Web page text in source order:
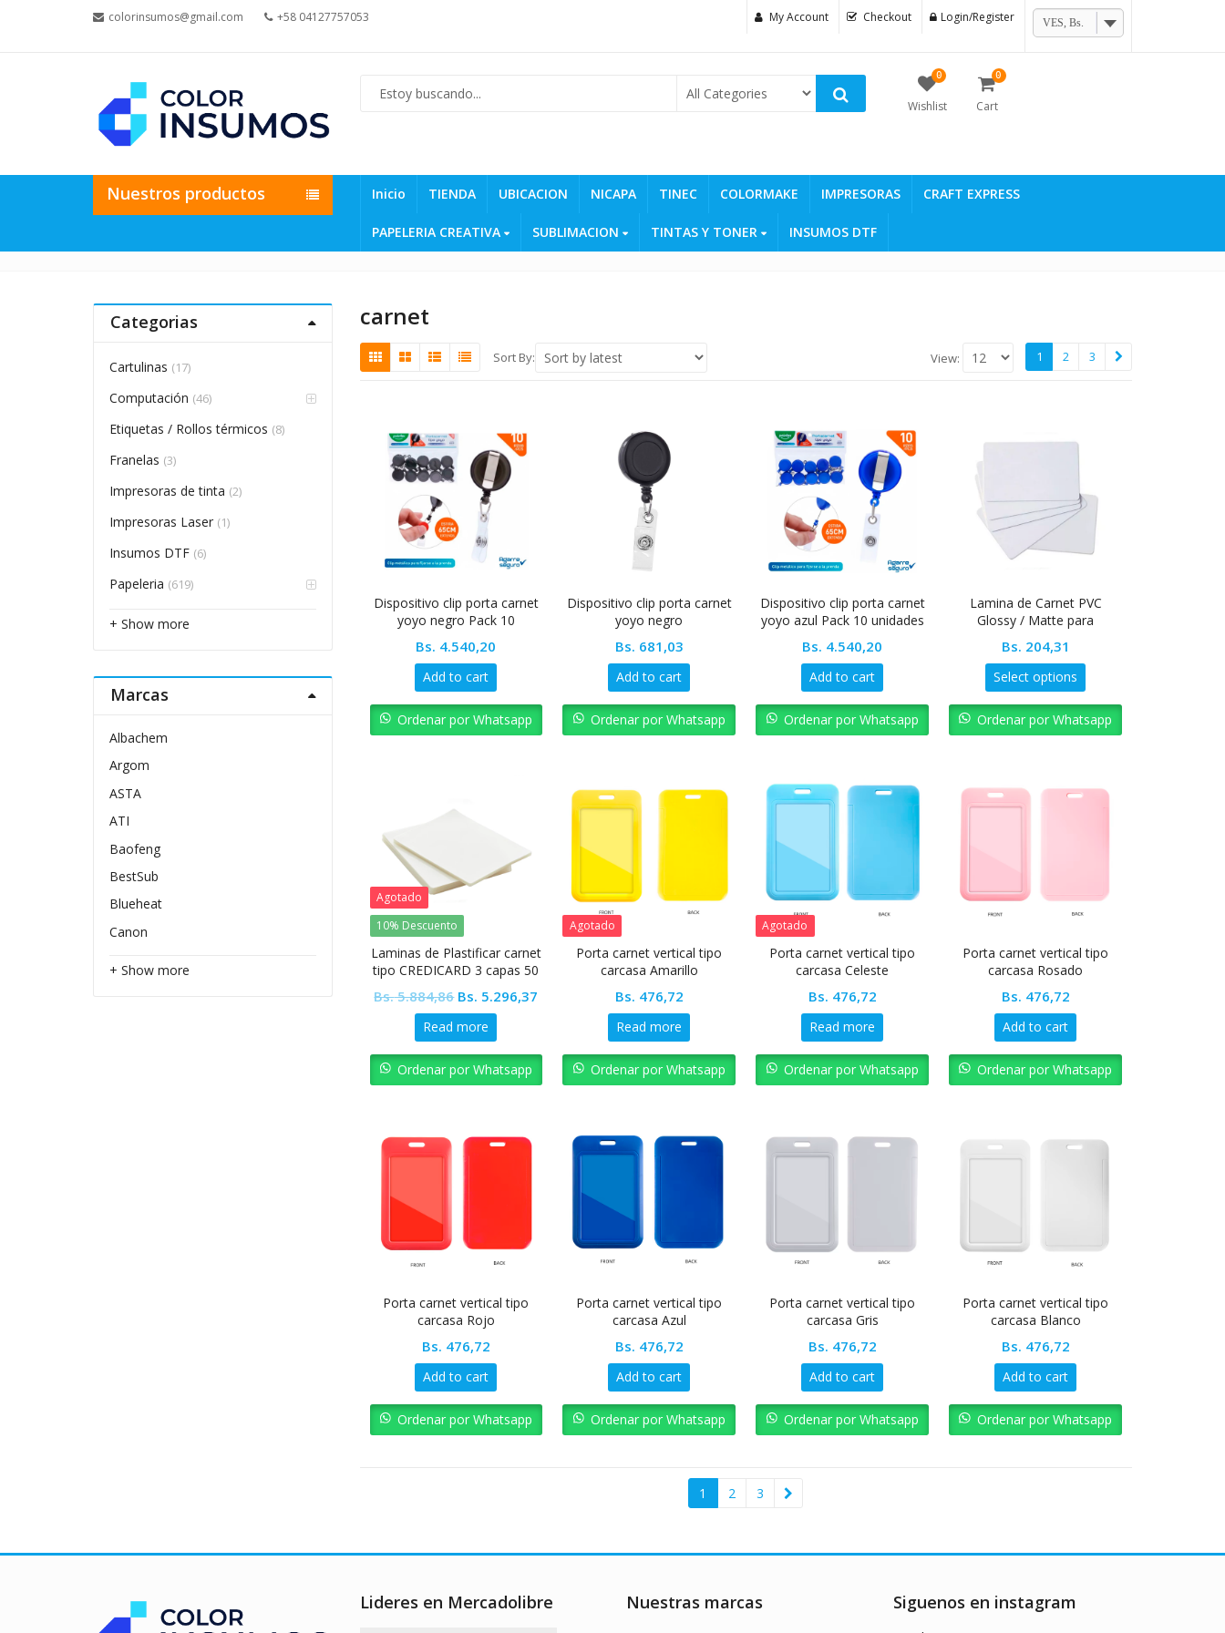
colorinsumos@gmail.com +58 04127757053 My Account Checkout Login/Register VES, Bs.
0
Wishlist
0
Cart
Nuestros productos Inicio TIENDA UBICACION NICAPA TINEC COLORMAKE IMPRESORAS CRAFT EXPRESS
PAPELERIA CREATIVA SUBLIMACION TINTAS Y TONER INSUMOS DTF
carnet
Sort By: View: 1 2 3
Dispositivo clip porta carnet
yoyo negro Pack 10
Bs. 4.540,20
Add to cart
Ordenar por Whatsapp
Dispositivo clip porta carnet
yoyo negro
Bs. 681,03
Add to cart
Ordenar por Whatsapp
Dispositivo clip porta carnet
yoyo azul Pack 10 unidades
Bs. 4.540,20
Add to cart
Ordenar por Whatsapp
Lamina de Carnet PVC
Glossy / Matte para
Bs. 204,31
Select options
Ordenar por Whatsapp
Agotado
10% Descuento
Laminas de Plastificar carnet
tipo CREDICARD 3 capas 50
Bs.5.884,86 Original
price
was:
Bs. 5.884,86.
Bs. 5.296,37
Bs. 5.296,37.
Read more
Ordenar por Whatsapp
Agotado
Porta carnet vertical tipo
carcasa Amarillo
Bs. 476,72
Read more
Ordenar por Whatsapp
Agotado
Porta carnet vertical tipo
carcasa Celeste
Bs. 476,72
Read more
Ordenar por Whatsapp
Porta carnet vertical tipo
carcasa Rosado
Bs. 476,72
Add to cart
Ordenar por Whatsapp
Porta carnet vertical tipo
carcasa Rojo
Bs. 476,72
Add to cart
Ordenar por Whatsapp
Porta carnet vertical tipo
carcasa Azul
Bs. 476,72
Add to cart
Ordenar por Whatsapp
Porta carnet vertical tipo
carcasa Gris
Bs. 476,72
Add to cart
Ordenar por Whatsapp
Porta carnet vertical tipo
carcasa Blanco
Bs. 476,72
Add to cart
Ordenar por Whatsapp
1 2 3
Categorias
Cartulinas (17)
Computación (46)
Etiquetas / Rollos térmicos (8)
Franelas (3)
Impresoras de tinta (2)
Impresoras Laser (1)
Insumos DTF (6)
Papeleria (619)
+ Show more
Marcas
Albachem
Argom
ASTA
ATI
Baofeng
BestSub
Blueheat
Canon
+ Show more
Lideres en Mercadolibre Nuestras marcas Siguenos en instagram